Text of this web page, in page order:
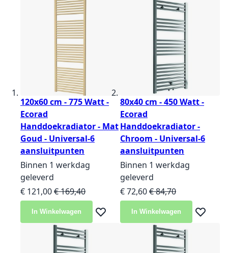
120x60 cm - 775 Watt -
Ecorad
Handdoekradiator - Mat
Goud - Universal-6
aansluitpunten
Binnen 1 werkdag
geleverd
Speciale prijs
€ 121,00Normale prijs
€ 169,40
In Winkelwagen Voeg toe aan verlanglijst
80x40 cm - 450 Watt -
Ecorad
Handdoekradiator -
Chroom - Universal-6
aansluitpunten
Binnen 1 werkdag
geleverd
Speciale prijs
€ 72,60Normale prijs
€ 84,70
In Winkelwagen Voeg